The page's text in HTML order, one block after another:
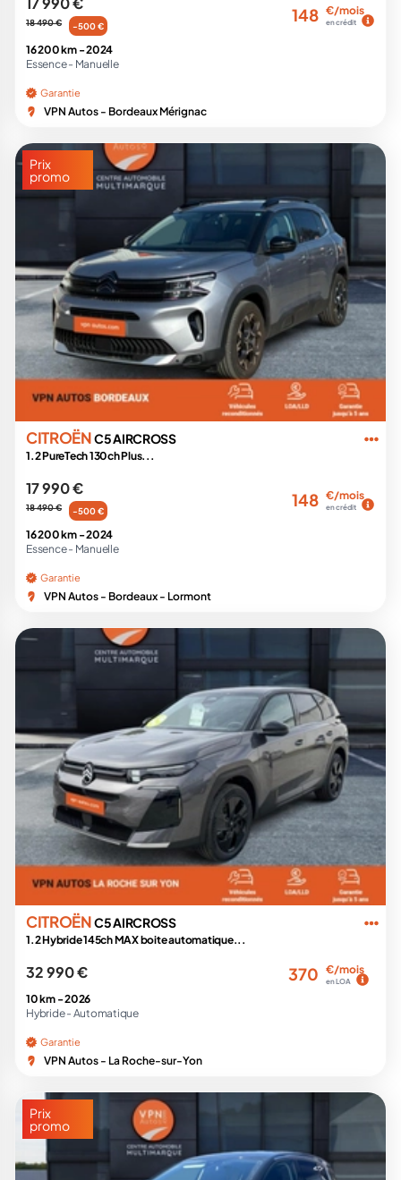
18 490 € -500 €
148 €/mois
en crédit
16 200 km -2024
Essence - Manuelle
Garantie
VPN Autos - Bordeaux Mérignac
Prix
promo
CITROËNC5 AIRCROSS
1.2 PureTech 130ch Plus...
17 990 €
18 490 € -500 €
148 €/mois
en crédit
16 200 km -2024
Essence - Manuelle
Garantie
VPN Autos - Bordeaux - Lormont
CITROËNC5 AIRCROSS
1.2 Hybride 145ch MAX boite automatique...
32 990 € 370 €/mois
en LOA
10 km -2026
Hybride - Automatique
Garantie
VPN Autos - La Roche-sur-Yon
Prix
promo